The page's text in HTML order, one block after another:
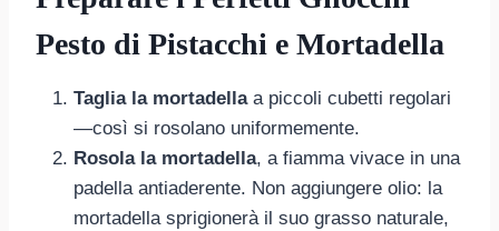
Pesto di Pistacchi e Mortadella
Taglia la mortadellaa piccoli cubetti regolari
—così si rosolano uniformemente.
Rosola la mortadella, a fiamma vivace in una
padella antiaderente. Non aggiungere olio: la
mortadella sprigionerà il suo grasso naturale,